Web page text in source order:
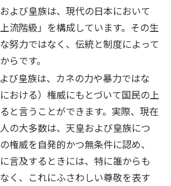
よび皇族は、現代の日本において
流階級」を構成しています。その生
努力ではなく、伝統と制度によって
らです。
び皇族は、カネの力や暴力ではな
おける）権威にもとづいて国民の上
と言うことができます。実際、現在
の大多数は、天皇および皇族につ
権威を自発的かつ無条件に認め、
言及するときには、特に誰からも
く、これにふさわしい尊敬を表す